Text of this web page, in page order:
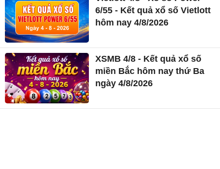
6/55 - Kết quả xổ số Vietlott
hôm nay 4/8/2026
XSMB 4/8 - Kết quả xổ số
miền Bắc hôm nay thứ Ba
ngày 4/8/2026